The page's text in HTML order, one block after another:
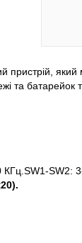
пристрій, який
та батарейок
КГц.SW1-SW2: